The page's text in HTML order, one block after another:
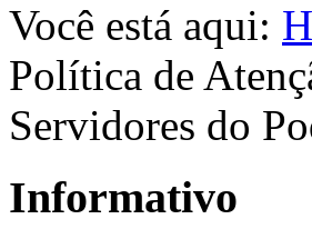
Você está aqui:
Política de
Servidores do
Informativo